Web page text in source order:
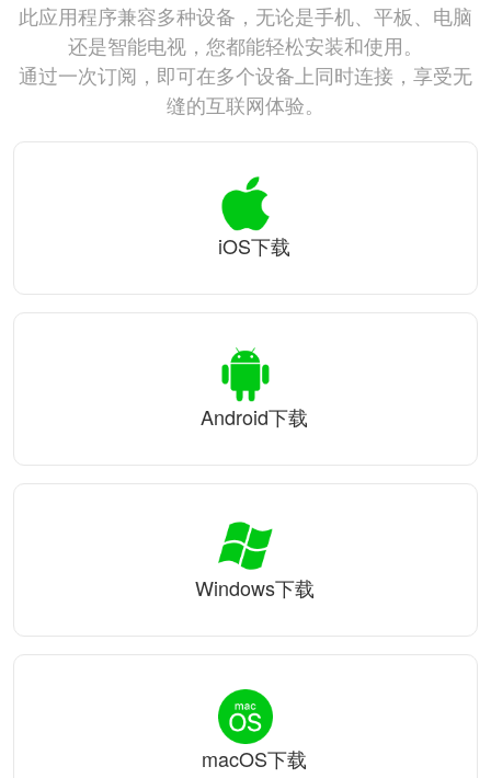
此应用程序兼容多种设备，无论是手机、平板、电脑
还是智能电视，您都能轻松安装和使用。
通过一次订阅，即可在多个设备上同时连接，享受无
缝的互联网体验。
iOS下载
Android下载
Windows下载
macOS下载